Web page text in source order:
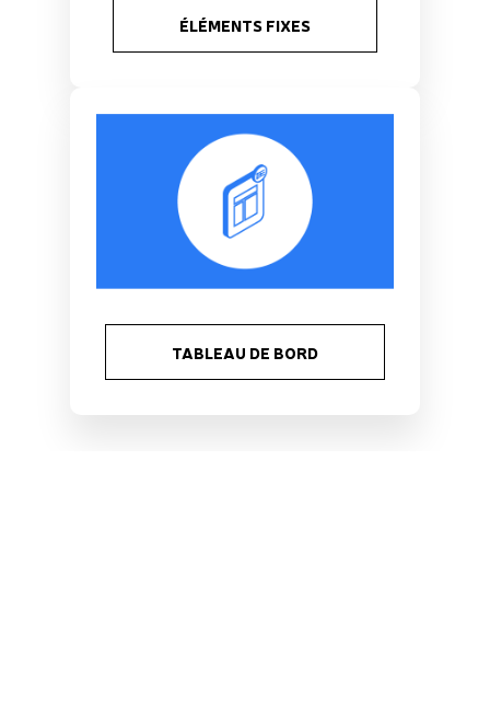
ÉLÉMENTS FIXES
TABLEAU DE BORD